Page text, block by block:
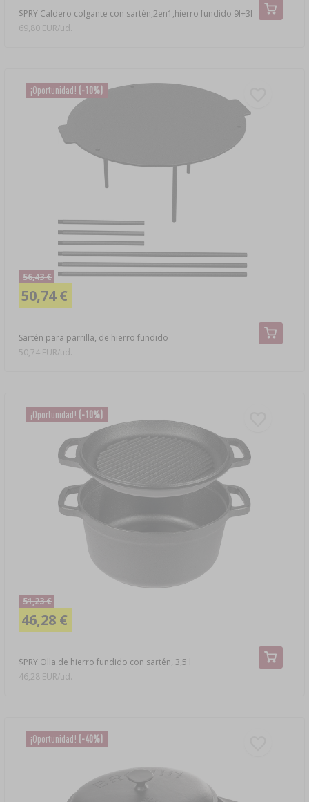
$PRY Caldero colgante con sartén,2en1,hierro fundido 9l+3l
69,80 EUR/ud.
¡Oportunidad! (-10%)
Sartén para parrilla, de hierro fundido
56,43 €
50,74 €
50,74 EUR/ud.
¡Oportunidad! (-10%)
$PRY Olla de hierro fundido con sartén, 3,5 l
51,23 €
46,28 €
46,28 EUR/ud.
¡Oportunidad! (-40%)